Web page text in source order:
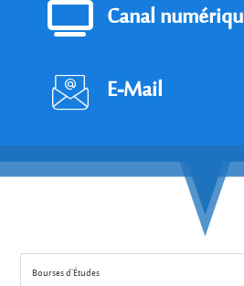
Canal
E-Mail